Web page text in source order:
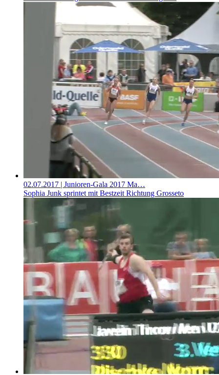
02.07.2017 | Junioren-Gala 2017 Ma…
Sophia Junk sprintet mit Bestzeit Richtung Grosseto